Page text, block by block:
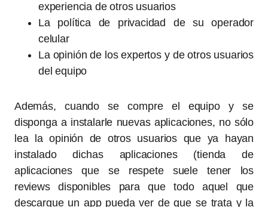
experiencia de otros usuarios
La política de privacidad de su operador
celular
La opinión de los expertos y de otros usuarios
del equipo
Además, cuando se compre el equipo y se
disponga a instalarle nuevas aplicaciones, no sólo
lea la opinión de otros usuarios que ya hayan
instalado dichas aplicaciones (tienda de
aplicaciones que se respete suele tener los
reviews disponibles para que todo aquel que
descargue un app pueda ver de que se trata y la